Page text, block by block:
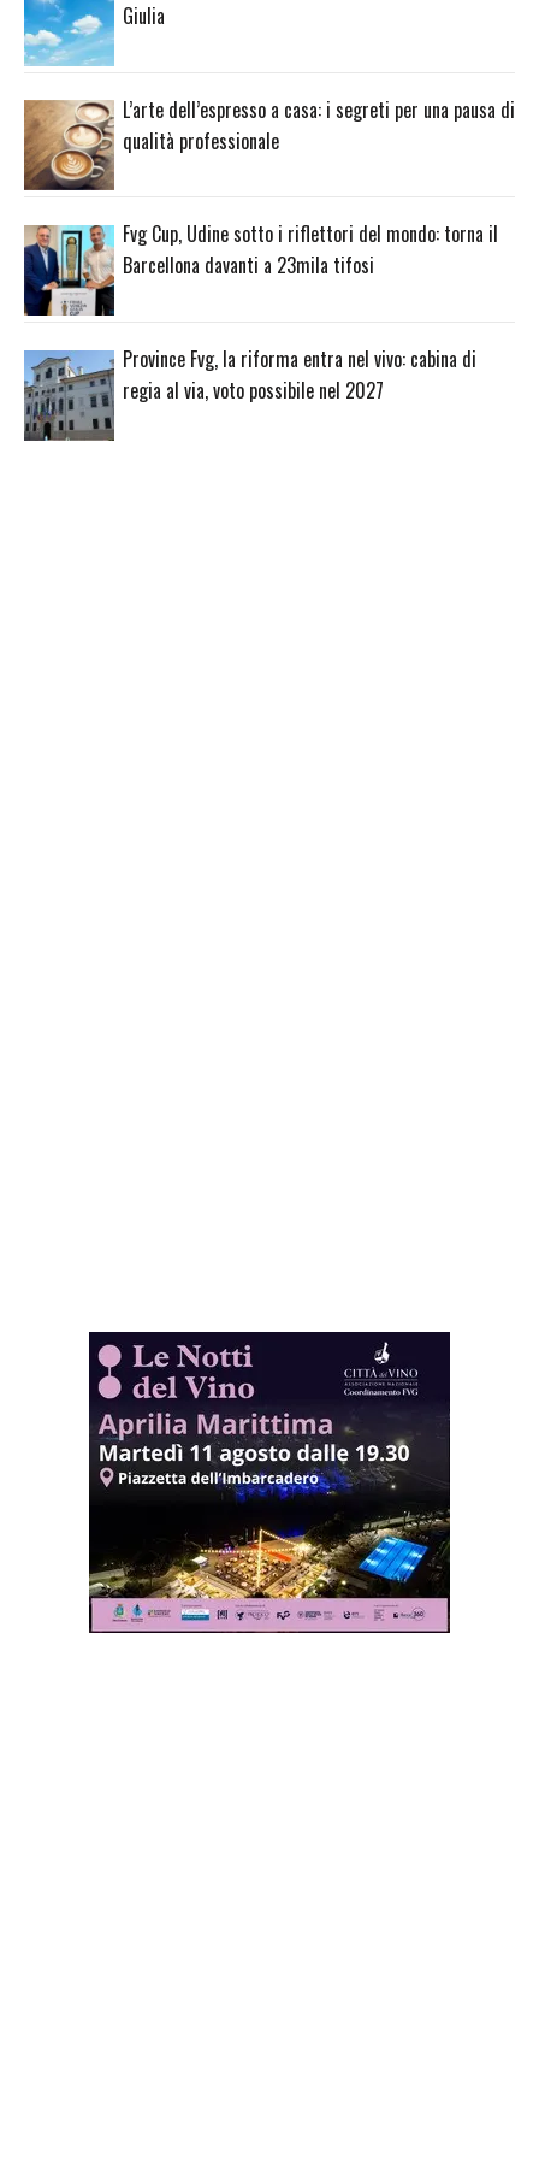
Giulia
L’arte dell’espresso a casa: i segreti per una pausa di
qualità professionale
Fvg Cup, Udine sotto i riflettori del mondo: torna il
Barcellona davanti a 23mila tifosi
Province Fvg, la riforma entra nel vivo: cabina di
regia al via, voto possibile nel 2027